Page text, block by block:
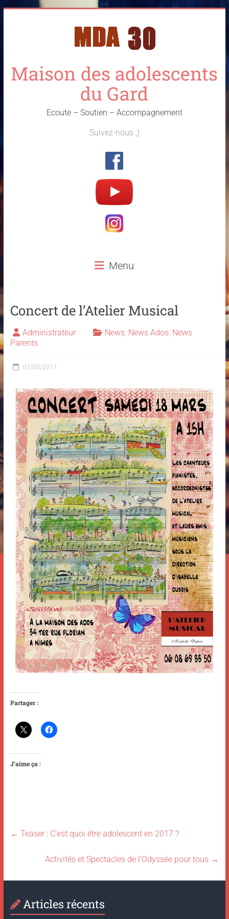
Maison des adolescents
du Gard
Ecoute – Soutien – Accompagnement
Suivez-nous ;)
Menu
Concert de l’Atelier Musical
Administrateur News, News Ados, News
Parents
07/03/2017
Partager :
J’aime ça :
← Teaser : C’est quoi être adolescent en 2017 ?
Activités et Spectacles de l’Odyssée pour tous →
Articles récents